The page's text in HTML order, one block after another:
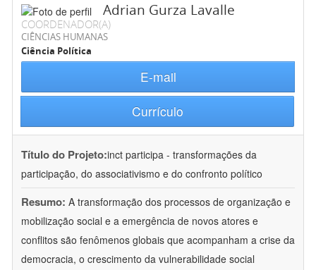
Adrian Gurza Lavalle
COORDENADOR(A)
CIÊNCIAS HUMANAS
Ciência Política
E-mail
Currículo
Título do Projeto:inct participa - transformações da
participação, do associativismo e do confronto político
Resumo: A transformação dos processos de organização e
mobilização social e a emergência de novos atores e
conflitos são fenômenos globais que acompanham a crise da
democracia, o crescimento da vulnerabilidade social